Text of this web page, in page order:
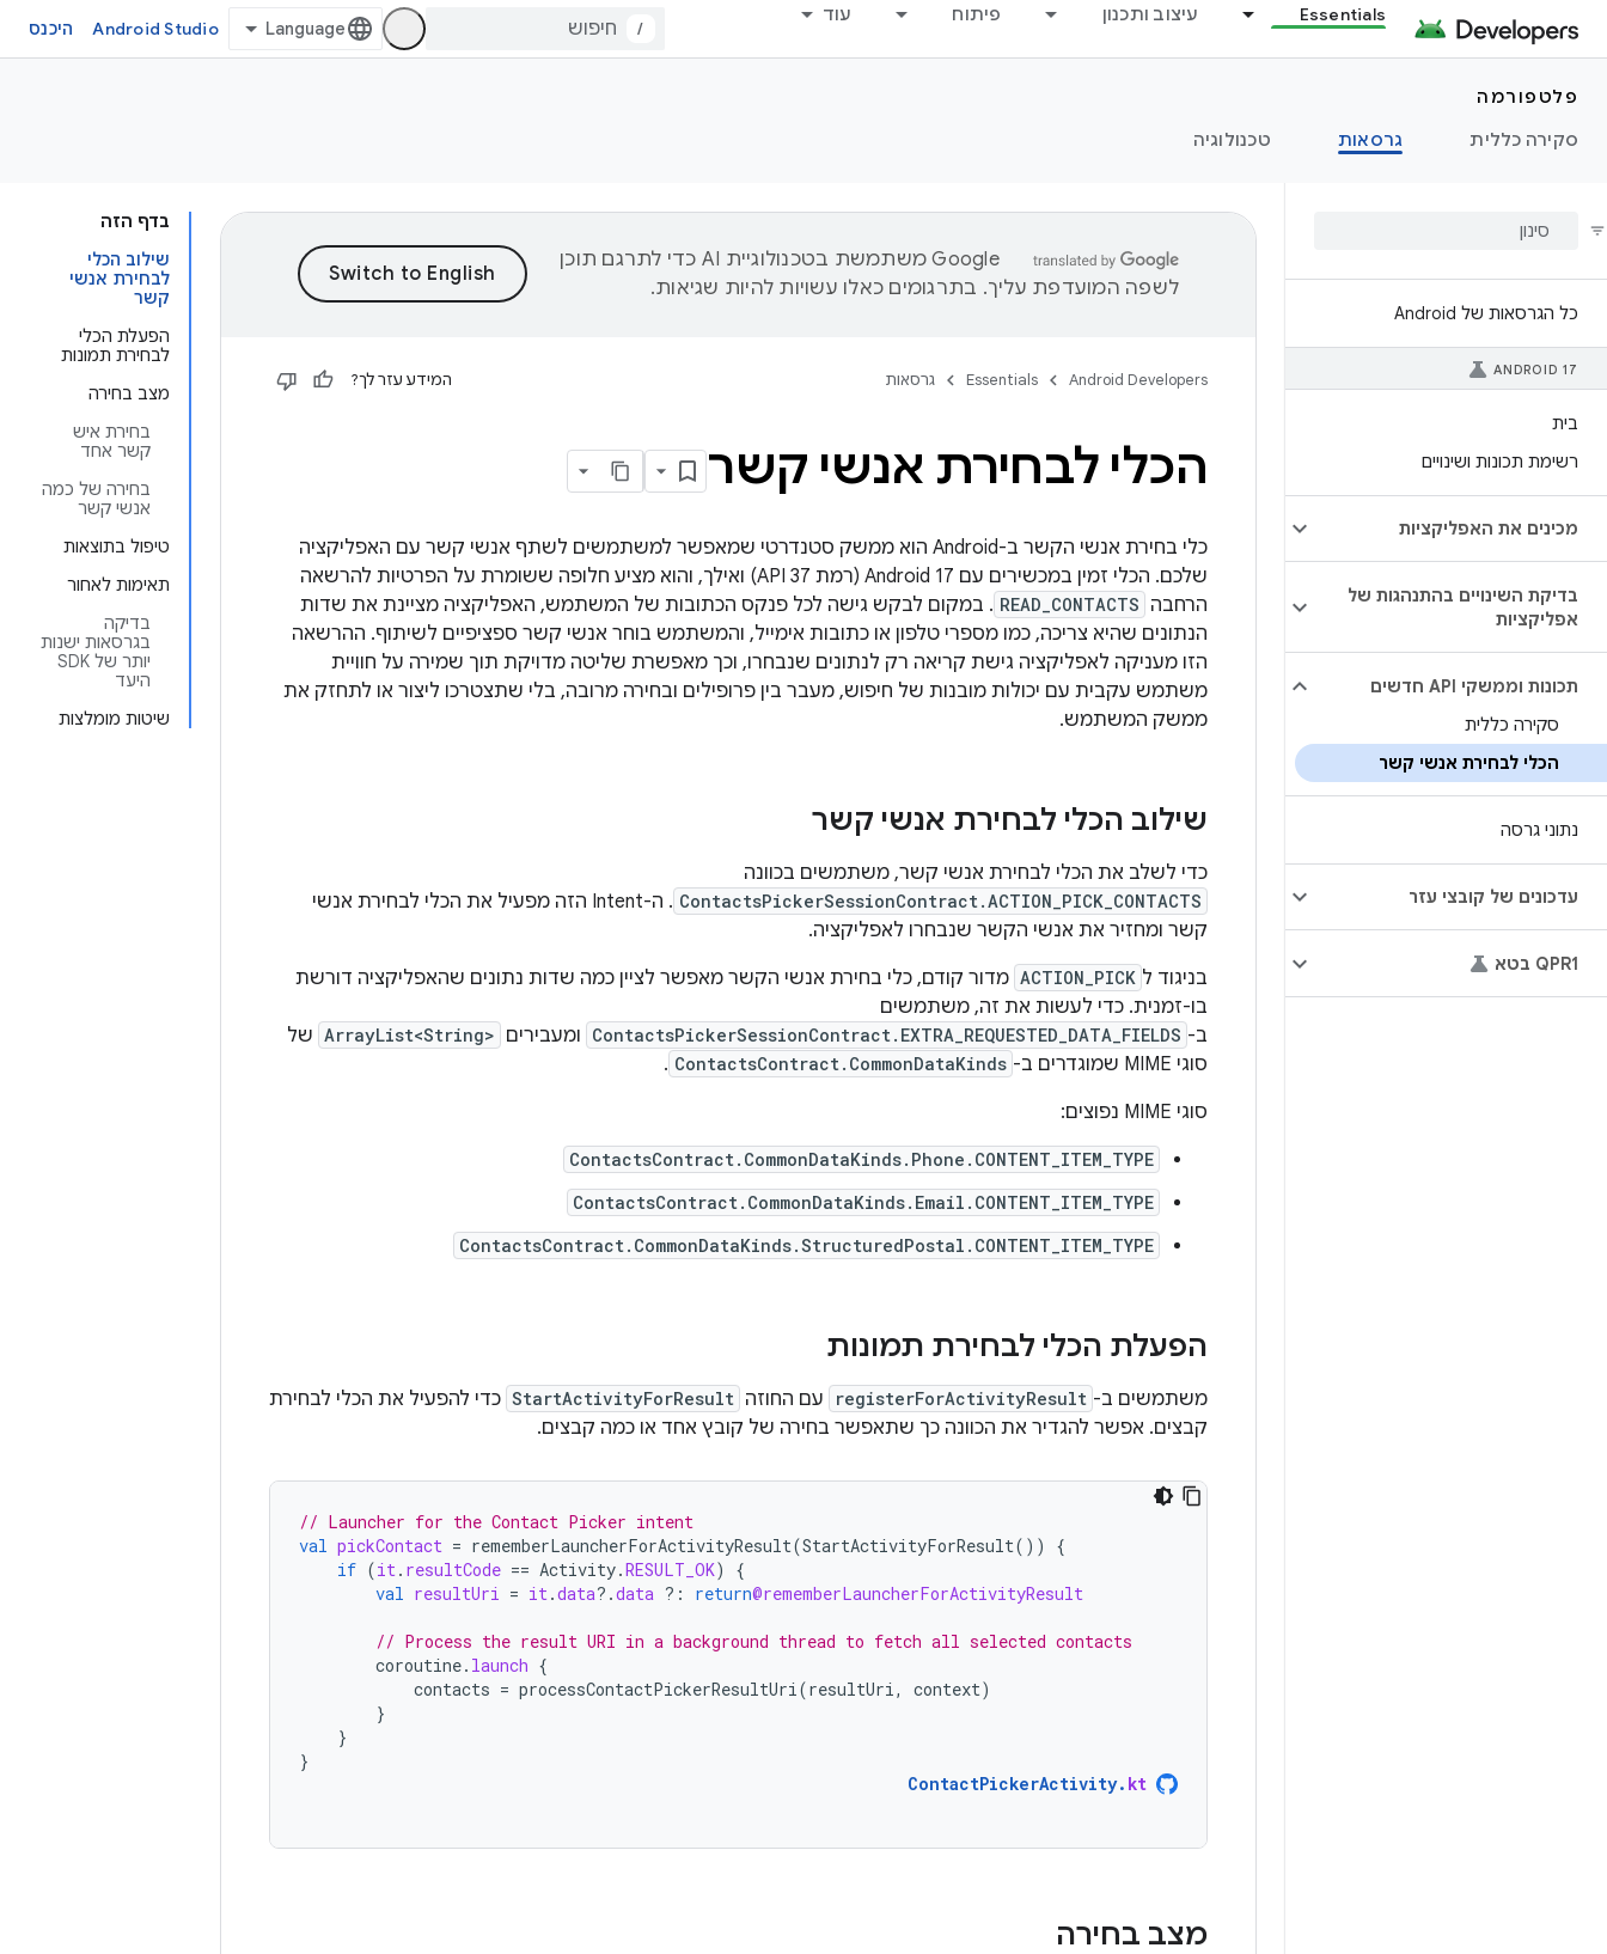
Essentials עיצוב ותכנון פיתוח עוד
/
Android Studio היכנס
פלטפורמה
סקירה כללית
גרסאות טכנולוגיה
כל הגרסאות של Android
ANDROID 17
בית
רשימת תכונות ושינויים
מכינים את האפליקציות
בדיקת השינויים בהתנהגות של
אפליקציות
תכונות וממשקי API חדשים
סקירה כללית
הכלי לבחירת אנשי קשר
נתוני גרסה
עדכונים של קובצי עזר
QPR1 בטא
בדף הזה
שילוב הכלי
לבחירת אנשי
קשר
הפעלת הכלי
לבחירת תמונות
מצב בחירה
בחירת איש
קשר אחד
בחירה של כמה
אנשי קשר
טיפול בתוצאות
תאימות לאחור
בדיקה
בגרסאות ישנות
יותר של SDK
היעד
שיטות מומלצות
‫Google משתמשת בטכנולוגיית AI כדי לתרגם תוכן
לשפה המועדפת עליך. בתרגומים כאלו עשויות להיות שגיאות.
Android Developers
Essentials גרסאות המידע עזר לך?
הכלי לבחירת אנשי קשר
כלי בחירת אנשי הקשר ב-Android הוא ממשק סטנדרטי שמאפשר למשתמשים לשתף אנשי קשר עם האפליקציה
שלכם. הכלי זמין במכשירים עם Android 17 (רמת API 37) ואילך, והוא מציע חלופה ששומרת על הפרטיות להרשאה
הרחבה READ_CONTACTS . במקום לבקש גישה לכל פנקס הכתובות של המשתמש, האפליקציה מציינת את שדות
הנתונים שהיא צריכה, כמו מספרי טלפון או כתובות אימייל, והמשתמש בוחר אנשי קשר ספציפיים לשיתוף. ההרשאה
הזו מעניקה לאפליקציה גישת קריאה רק לנתונים שנבחרו, וכך מאפשרת שליטה מדויקת תוך שמירה על חוויית
משתמש עקבית עם יכולות מובנות של חיפוש, מעבר בין פרופילים ובחירה מרובה, בלי שתצטרכו ליצור או לתחזק את
ממשק המשתמש.
שילוב הכלי לבחירת אנשי קשר
כדי לשלב את הכלי לבחירת אנשי קשר, משתמשים בכוונה
ContactsPickerSessionContract.ACTION_PICK_CONTACTS
. ה-Intent הזה מפעיל את הכלי לבחירת אנשי
קשר ומחזיר את אנשי הקשר שנבחרו לאפליקציה.
בניגוד ל ACTION_PICK מדור קודם, כלי בחירת אנשי הקשר מאפשר לציין כמה שדות נתונים שהאפליקציה דורשת
בו-זמנית. כדי לעשות את זה, משתמשים
ב- ContactsPickerSessionContract.EXTRA_REQUESTED_DATA_FIELDS ומעבירים ArrayList<String> של
סוגי MIME שמוגדרים ב-
ContactsContract.CommonDataKinds
.
סוגי MIME נפוצים:
ContactsContract.CommonDataKinds.Phone.CONTENT_ITEM_TYPE
ContactsContract.CommonDataKinds.Email.CONTENT_ITEM_TYPE
ContactsContract.CommonDataKinds.StructuredPostal.CONTENT_ITEM_TYPE
הפעלת הכלי לבחירת תמונות
משתמשים ב- registerForActivityResult עם החוזה StartActivityForResult כדי להפעיל את הכלי לבחירת
קבצים. אפשר להגדיר את הכוונה כך שתאפשר בחירה של קובץ אחד או כמה קבצים.
// Launcher for the Contact Picker intent
val pickContact = rememberLauncherForActivityResult(StartActivityForResult())
{
if (it. resultCode == Activity.RESULT_OK)
{
val resultUri = it.data?.data ?: return@rememberLauncherForActivityResult
// Process the result URI in a background thread to fetch all selected contacts
coroutine. launch {
contacts = processContactPickerResultUri(resultUri, context)
}
}
}
ContactPickerActivity. kt
מצב בחירה